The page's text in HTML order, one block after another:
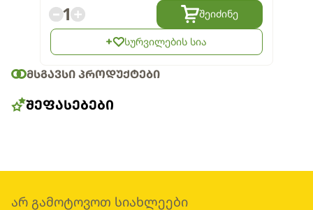
1 შეიძინე
სურვილების სია
ᲛᲡᲒᲐᲕᲡᲘ ᲞᲠᲝᲓᲣᲥᲢᲔᲑᲘ
ᲨᲔᲤᲐᲡᲔᲑᲔᲑᲘ
არ გამოტოვოთ სიახლეები